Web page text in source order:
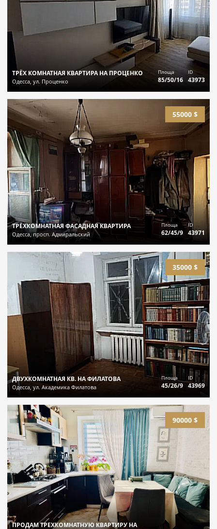
ТРЁХ КОМНАТНАЯ КВАРТИРА НА ПРОЦЕНКО
Одесса, ул. Проценко
Площа
85/50/16
ID
43973
55000 $
ТРЁХКОМНАТНАЯ ФАСАДНАЯ КВАРТИРА
Одесса, просп. Адмиральский
Площа
62/45/9
ID
43971
35000 $
ДВУХКОМНАТНАЯ КВ. НА ФИЛАТОВА
Одесса, ул. Академика Филатова
Площа
45/26/9
ID
43969
90000 $
ПРОДАМ ТРЕХКОМНАТНУЮ КВАРТИРУ НА